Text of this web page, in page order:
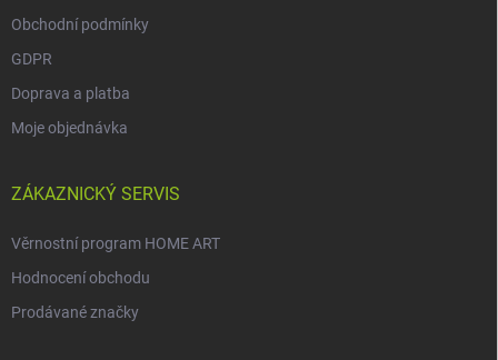
Obchodní podmínky
GDPR
Doprava a platba
Moje objednávka
ZÁKAZNICKÝ SERVIS
Věrnostní program HOME ART
Hodnocení obchodu
Prodávané značky